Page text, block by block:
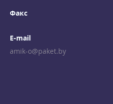
Факс
E-mail
amik-o@paket.by